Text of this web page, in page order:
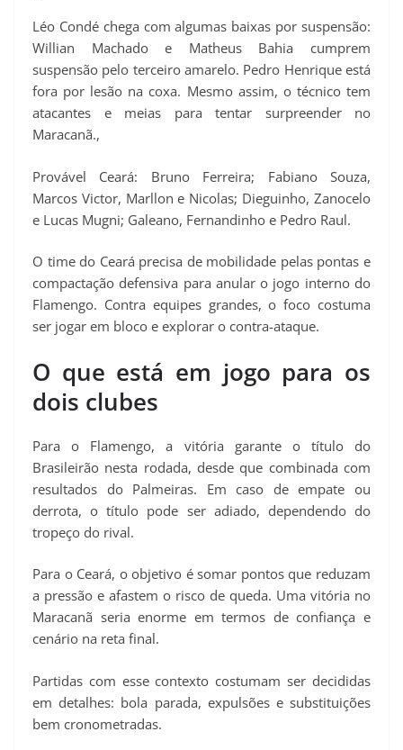
Léo Condé chega com algumas baixas por suspensão:
Willian Machado e Matheus Bahia cumprem
suspensão pelo terceiro amarelo. Pedro Henrique está
fora por lesão na coxa. Mesmo assim, o técnico tem
atacantes e meias para tentar surpreender no
Maracanã.,
Provável Ceará: Bruno Ferreira; Fabiano Souza,
Marcos Victor, Marllon e Nicolas; Dieguinho, Zanocelo
e Lucas Mugni; Galeano, Fernandinho e Pedro Raul.
O time do Ceará precisa de mobilidade pelas pontas e
compactação defensiva para anular o jogo interno do
Flamengo. Contra equipes grandes, o foco costuma
ser jogar em bloco e explorar o contra-ataque.
O que está em jogo para os
dois clubes
Para o Flamengo, a vitória garante o título do
Brasileirão nesta rodada, desde que combinada com
resultados do Palmeiras. Em caso de empate ou
derrota, o título pode ser adiado, dependendo do
tropeço do rival.
Para o Ceará, o objetivo é somar pontos que reduzam
a pressão e afastem o risco de queda. Uma vitória no
Maracanã seria enorme em termos de confiança e
cenário na reta final.
Partidas com esse contexto costumam ser decididas
em detalhes: bola parada, expulsões e substituições
bem cronometradas.